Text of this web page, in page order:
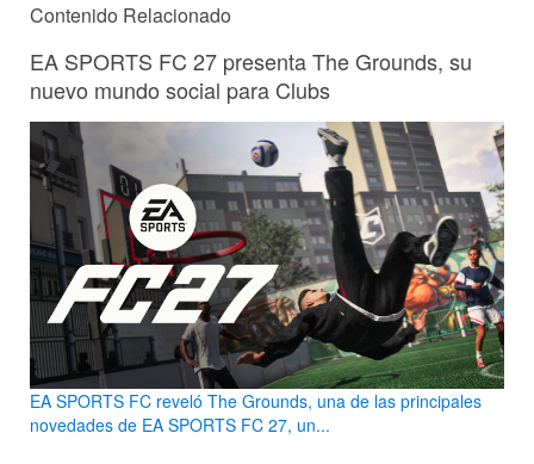
Contenido Relacionado
EA SPORTS FC 27 presenta The Grounds, su
nuevo mundo social para Clubs
EA SPORTS FC reveló The Grounds, una de las principales
novedades de EA SPORTS FC 27, un...